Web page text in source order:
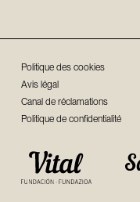
Politique des cookies
Avis légal
Canal de réclamations
Politique de confidentialité